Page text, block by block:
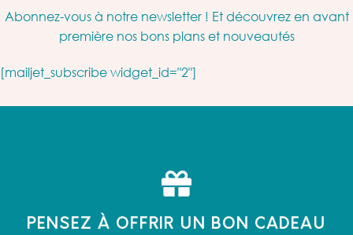
Abonnez-vous à notre newsletter ! Et découvrez en avant
première nos bons plans et nouveautés
[mailjet_subscribe widget_id="2"]
PENSEZ À OFFRIR UN BON CADEAU